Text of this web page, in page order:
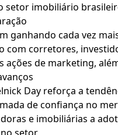
setor imobiliário
ganhando cada vez
com corretores,
ações de marketing,
Day reforça a
de confiança no
e imobiliárias a